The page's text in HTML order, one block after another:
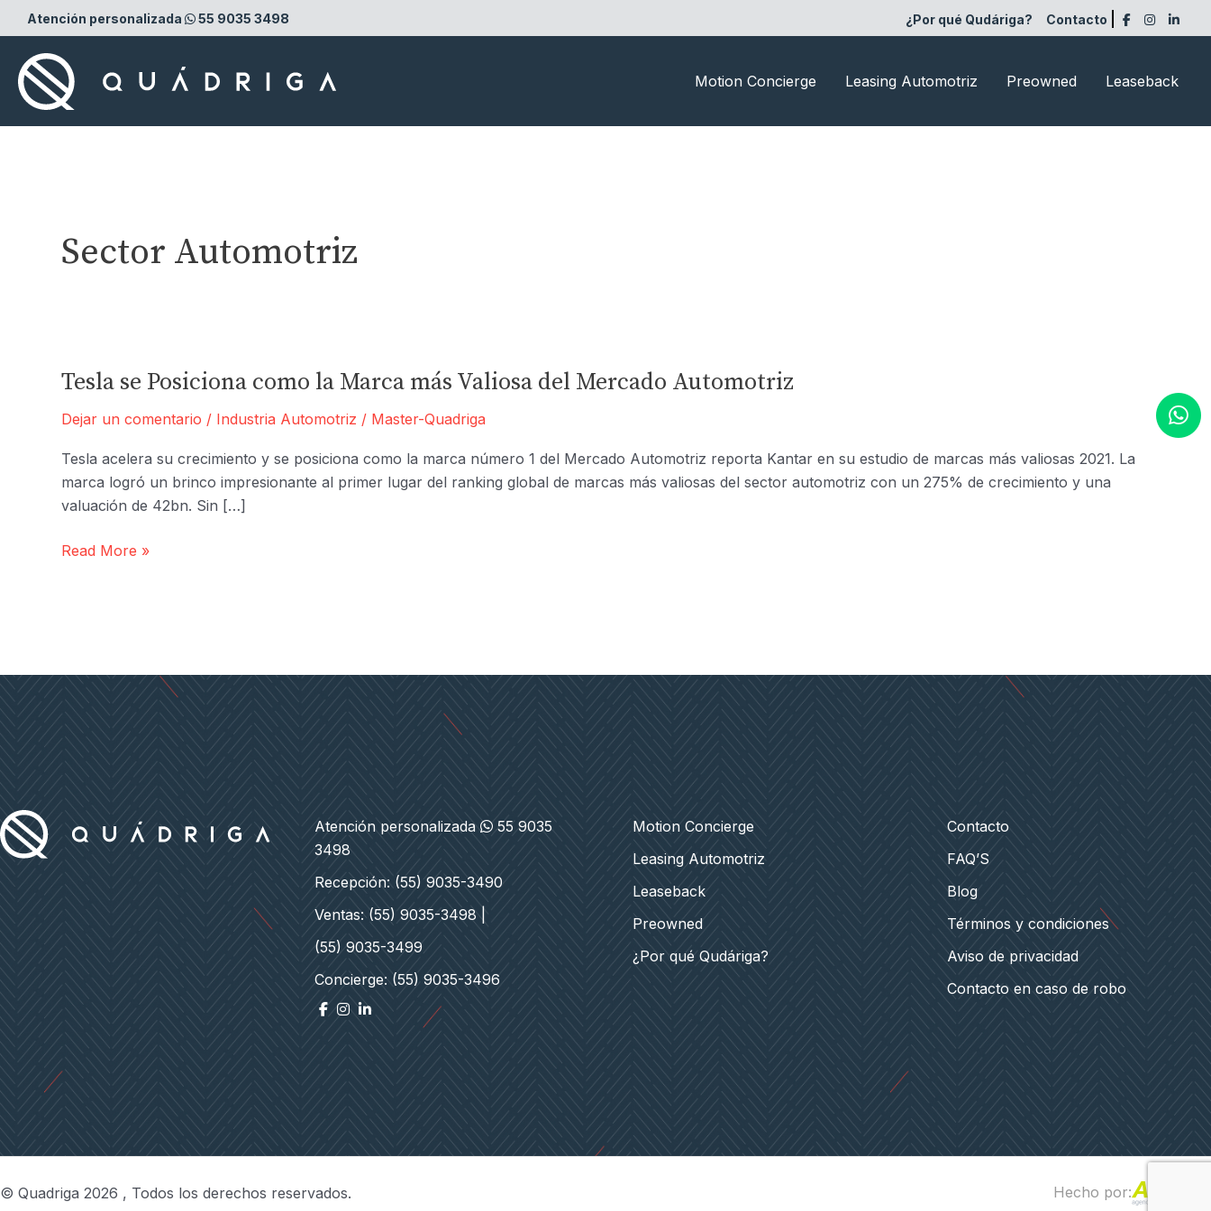
al
contenido
Atención personalizada 55 9035 3498 ¿Por qué Qudáriga? Contacto
Motion Concierge Leasing Automotriz Preowned Leaseback
Sector Automotriz
Tesla se Posiciona como la Marca más Valiosa del Mercado Automotriz
Dejar un comentario / Industria Automotriz / Master-Quadriga
Tesla acelera su crecimiento y se posiciona como la marca número 1 del Mercado Automotriz reporta Kantar en su estudio de marcas más valiosas 2021. La
marca logró un brinco impresionante al primer lugar del ranking global de marcas más valiosas del sector automotriz con un 275% de crecimiento y una
valuación de 42bn. Sin […]
Tesla
más
Valiosa
del
Mercado
Automotriz
Read More »
Atención personalizada
55 9035
3498
Recepción: (55) 9035-3490
Ventas: (55) 9035-3498 |
(55) 9035-3499
Concierge: (55) 9035-3496
Motion Concierge
Leasing Automotriz
Leaseback
Preowned
¿Por qué Qudáriga?
Contacto
FAQ’S
Blog
Términos y condiciones
Aviso de privacidad
Contacto en caso de robo
© Quadriga 2026 , Todos los derechos reservados. Hecho por: